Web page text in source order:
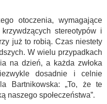
otoczenia, wymagające
stereotypów i
już to robią. Czas niestety
W wielu przypadkach
na dzień, a każda zwłoka
dosadnie i celnie
Bartnikowska: „To, że te
naszego społeczeństwa”.